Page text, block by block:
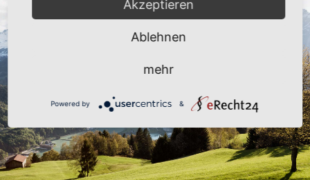
Akzeptieren
Ablehnen
mehr
Powered by &